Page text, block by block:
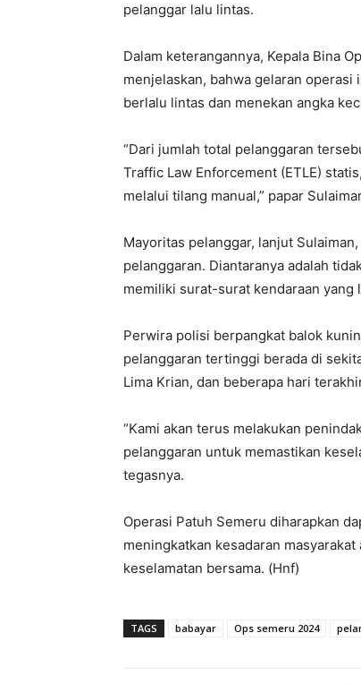
pelanggar lalu lintas.
Dalam keterangannya, Kepala Bina
menjelaskan, bahwa gelaran
berlalu lintas dan menekan angka
“Dari jumlah total pelanggaran
Traffic Law Enforcement (ETLE)
melalui tilang manual,” papar
Mayoritas pelanggar, lanjut
pelanggaran. Diantaranya adalah
memiliki surat-surat kendaraan yang
Perwira polisi berpangkat balok
pelanggaran tertinggi berada di
Lima Krian, dan beberapa hari
“Kami akan terus melakukan
pelanggaran untuk memastikan
tegasnya.
Operasi Patuh Semeru diharapkan
meningkatkan kesadaran
keselamatan bersama. (Hnf)
TAGS babayar Ops semeru 2024